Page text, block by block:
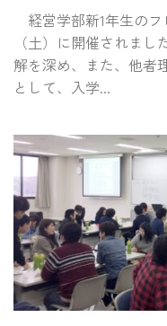
経営学部新1年生のフ
（土）に開催されま
解を深め、また、他者
として、入学...